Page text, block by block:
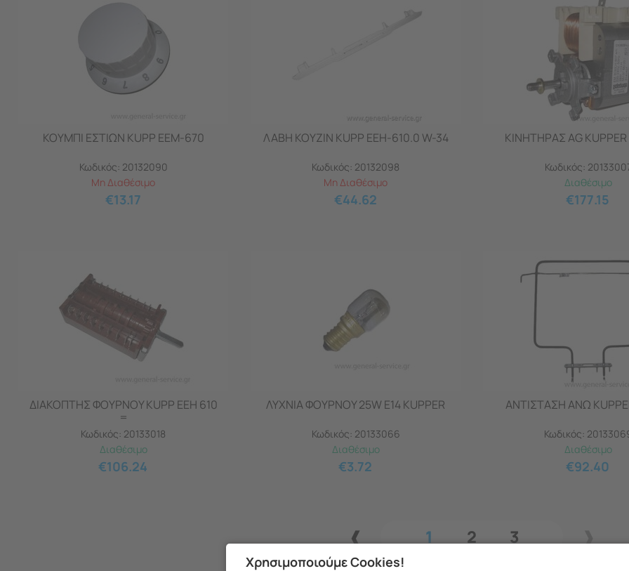
ΚΟΥΜΠΙ ΕΣΤΙΩΝ KUPP EEM-670
Κωδικός: 20132090
Μη Διαθέσιμο
€13.17
ΛΑΒΗ ΚΟΥΖΙΝ KUPP EEH-610.0 W-34
Κωδικός: 20132098
Μη Διαθέσιμο
€44.62
ΚΙΝΗΤΗΡΑΣ AG KUPPER
Κωδικός:
Διαθέσιμο
€177.15
ΔΙΑΚΟΠΤΗΣ ΦΟΥΡΝΟΥ KUPP EEH 610
=
Κωδικός: 20133018
Διαθέσιμο
€106.24
ΛΥΧΝΙΑ ΦΟΥΡΝΟΥ 25W E14 KUPPER
Κωδικός: 20133066
Διαθέσιμο
€3.72
ΑΝΤΙΣΤΑΣΗ ΑΝΩ
Κωδικός:
Διαθέσιμο
€92.40
1 2 3
Χρησιμοποιούμε Cookies!